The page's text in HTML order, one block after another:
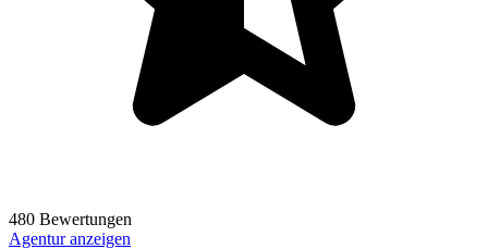
480 Bewertungen
Agentur anzeigen